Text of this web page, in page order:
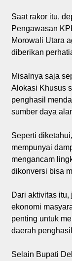
Saat rakor itu,
Pengawasan
Morowali Utara
diberikan
Misalnya saja
Alokasi Khusus
penghasil
sumber daya
Seperti
mempunyai
mengancam
dikonversi bisa
Dari aktivitas
ekonomi
penting untuk
daerah
Selain Bupati